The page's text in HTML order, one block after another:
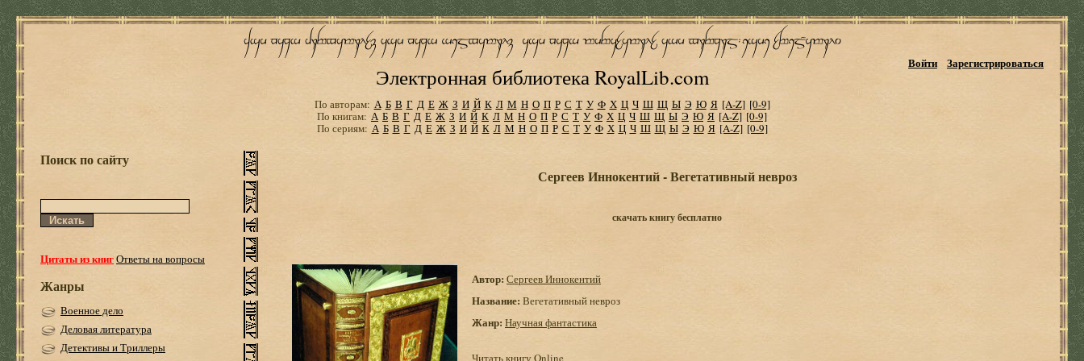
Электронная библиотека RoyalLib.com
Войти Зарегистрироваться
По авторам: А Б В Г Д Е Ж З И Й К Л М Н О П Р С Т У Ф Х Ц Ч Ш Щ Ы Э Ю Я [A-Z] [0-9]
По книгам: А Б В Г Д Е Ж З И Й К Л М Н О П Р С Т У Ф Х Ц Ч Ш Щ Ы Э Ю Я [A-Z] [0-9]
По сериям: А Б В Г Д Е Ж З И Й К Л М Н О П Р С Т У Ф Х Ц Ч Ш Щ Ы Э Ю Я [A-Z] [0-9]
Поиск по сайту
Цитаты из книгОтветы на вопросы
Жанры
Военное дело
Деловая литература
Детективы и Триллеры
Сергеев Иннокентий - Вегетативный невроз
скачать книгу бесплатно
Автор: Сергеев Иннокентий
Название: Вегетативный невроз
Жанр: Научная фантастика
Читать книгу Online